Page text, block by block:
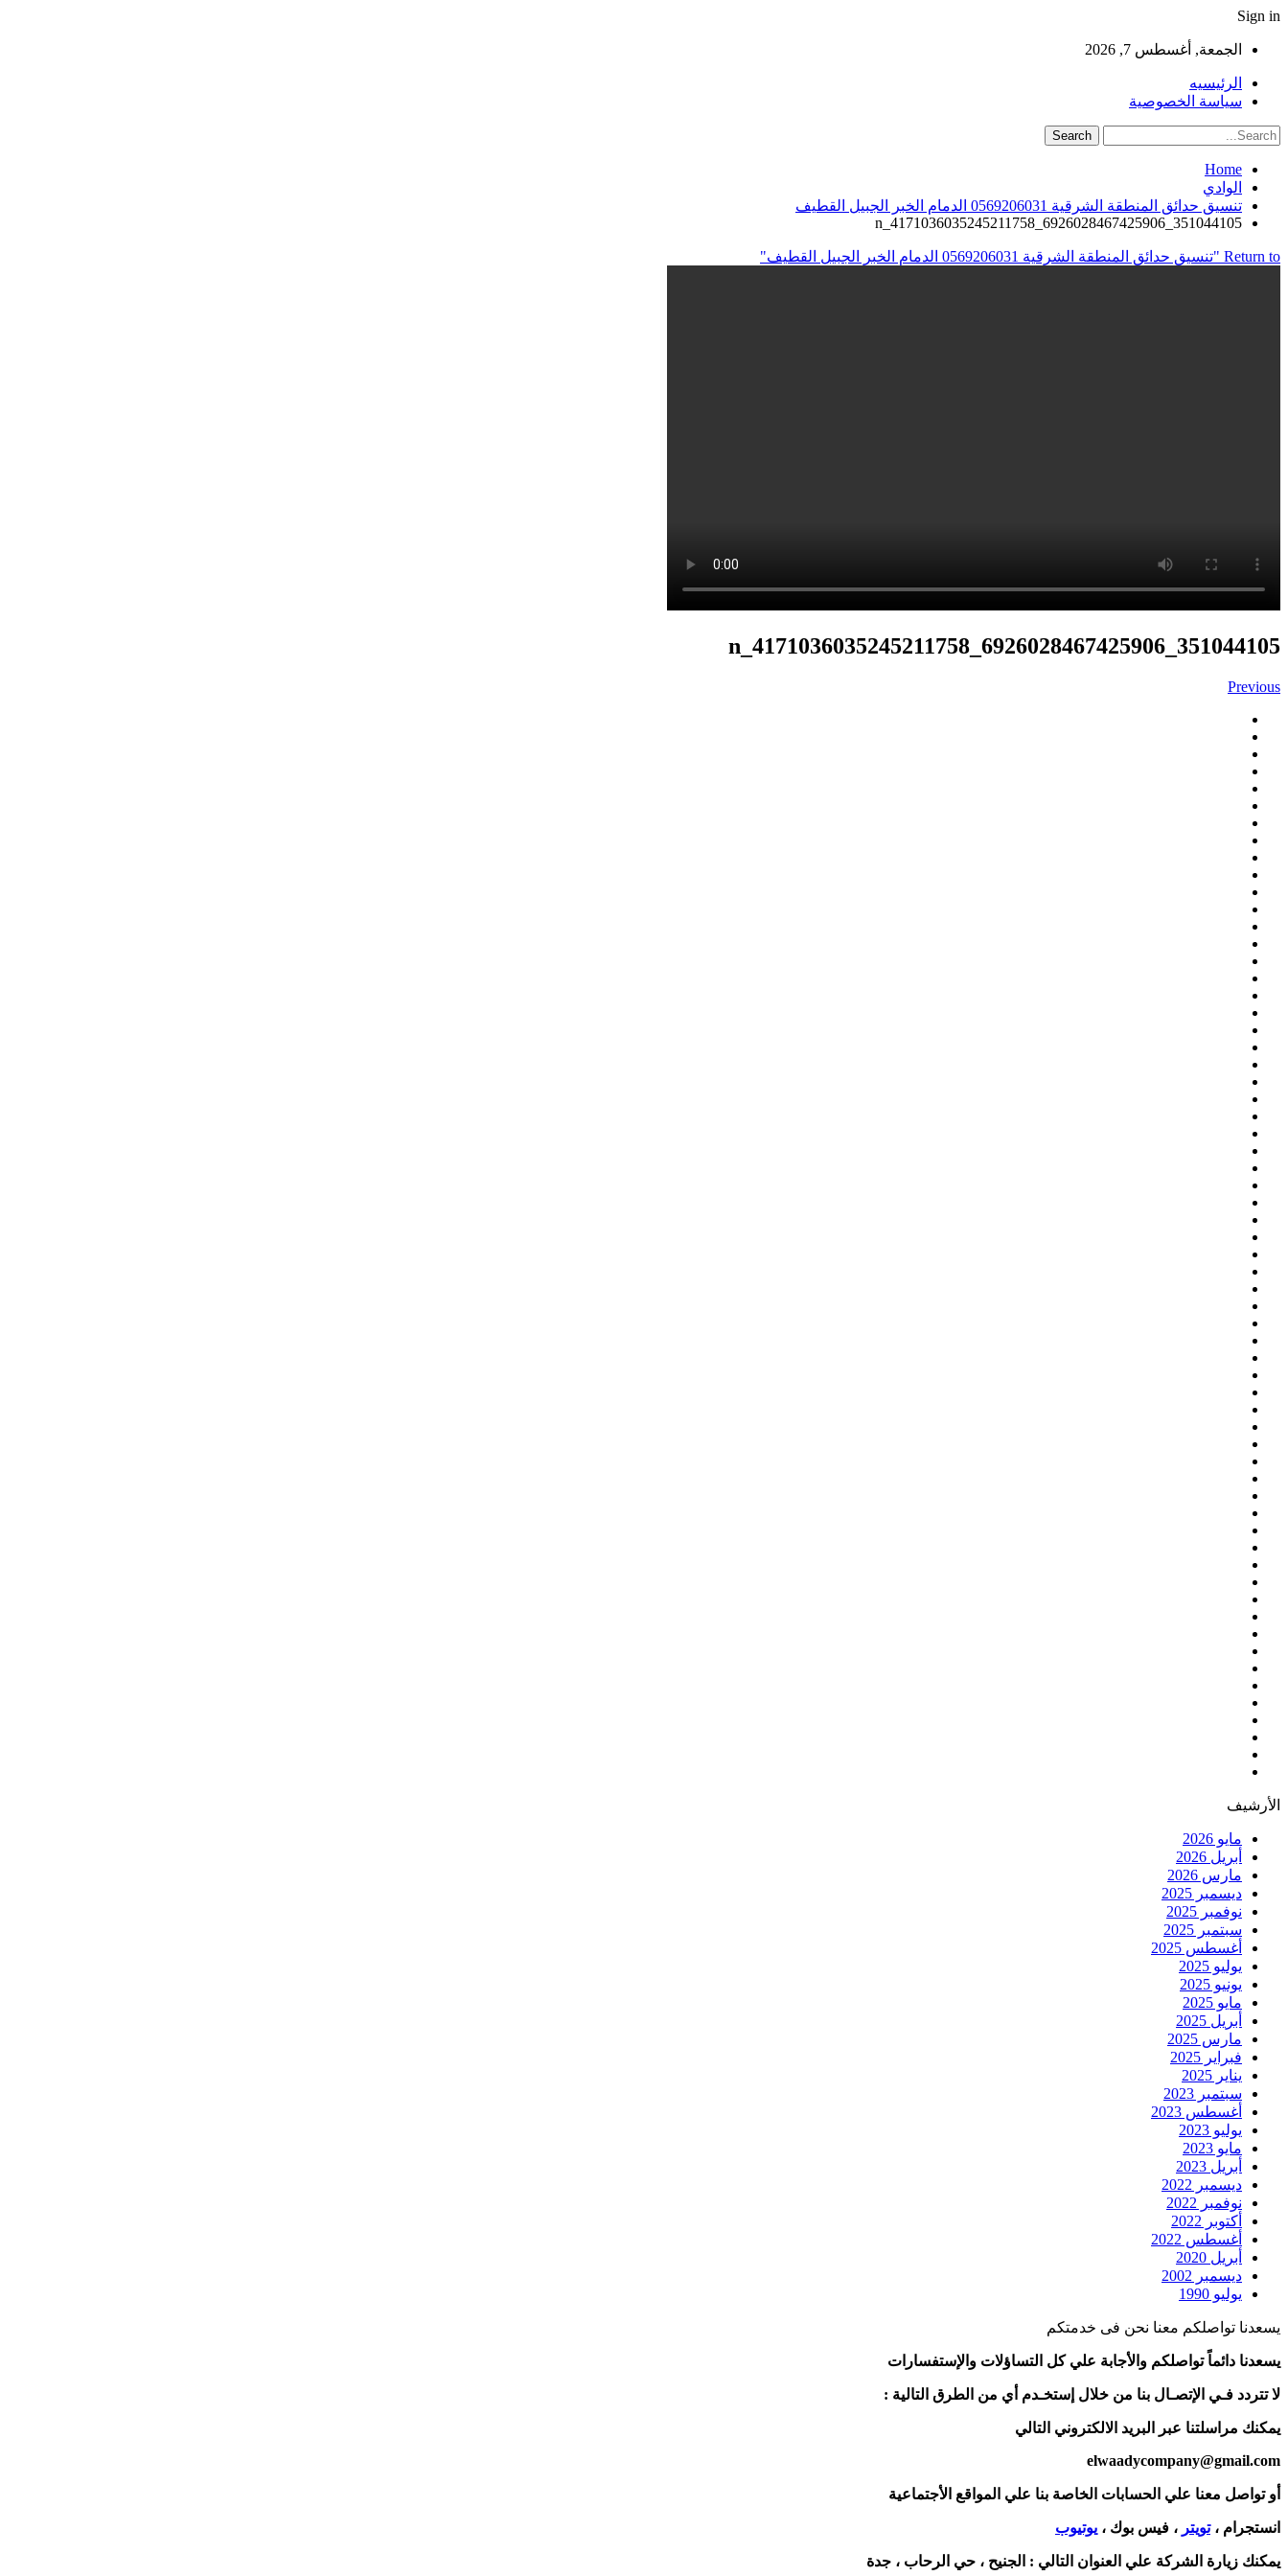
Sign in
الجمعة, أغسطس 7, 2026
الرئيسيه
سياسة الخصوصية
Home
الوادي
تنسيق حدائق المنطقة الشرقية 0569206031 الدمام الخبر الجبيل القطيف
351044105_6926028467425906_4171036035245211758_n
Return to "تنسيق حدائق المنطقة الشرقية 0569206031 الدمام الخبر الجبيل القطيف"
351044105_6926028467425906_4171036035245211758_n
Previous
الأرشيف
مايو 2026
أبريل 2026
مارس 2026
ديسمبر 2025
نوفمبر 2025
سبتمبر 2025
أغسطس 2025
يوليو 2025
يونيو 2025
مايو 2025
أبريل 2025
مارس 2025
فبراير 2025
يناير 2025
سبتمبر 2023
أغسطس 2023
يوليو 2023
مايو 2023
أبريل 2023
ديسمبر 2022
نوفمبر 2022
أكتوبر 2022
أغسطس 2022
أبريل 2020
ديسمبر 2002
يوليو 1990
يسعدنا تواصلكم معنا نحن فى خدمتكم
يسعدنا دائماً تواصلكم والأجابة علي كل التساؤلات والإستفسارات
لا تتردد فـي الإتصـال بنا من خلال إستخـدم أي من الطرق التالية :
يمكنك مراسلتنا عبر البريد الالكتروني التالي
elwaadycompany@gmail.com
أو تواصل معنا علي الحسابات الخاصة بنا علي المواقع الأجتماعية
انستجرام ،تويتر ، فيس بوك ، يوتيوب
يمكنك زيارة الشركة علي العنوان التالي : الجنيح ، حي الرحاب ، جدة